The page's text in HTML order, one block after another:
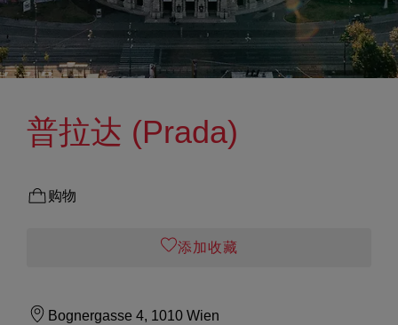
普拉达 (Prada)
购物
添加收藏
Bognergasse 4, 1010 Wien